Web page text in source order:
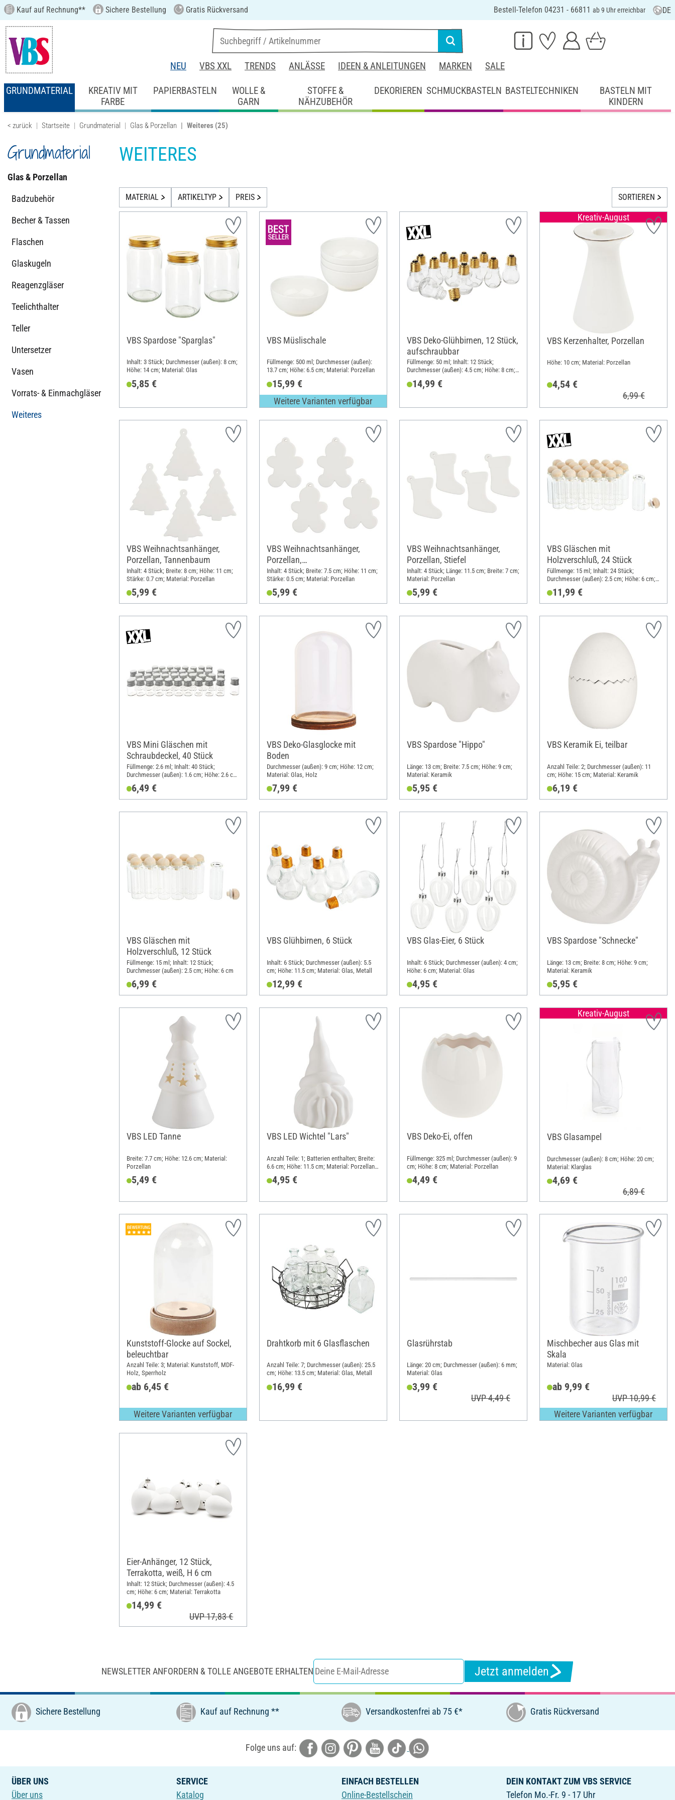
Kauf auf Rechnung** Sichere Bestellung Gratis Rückversand Bestell-Telefon 04231 - 66811 ab 9 Uhr erreichbar DE
NEU VBS XXL TRENDS ANLÄSSE IDEEN & ANLEITUNGEN MARKEN SALE
GRUNDMATERIAL
KREATIV MIT
FARBE
PAPIERBASTELN
WOLLE &
GARN
STOFFE &
NÄHZUBEHÖR
DEKORIEREN SCHMUCKBASTELN BASTELTECHNIKEN
BASTELN MIT
KINDERN
< zurück Startseite Grundmaterial Glas & Porzellan Weiteres (25)
Grundmaterial
Glas & Porzellan
Badzubehör
Becher & Tassen
Flaschen
Glaskugeln
Reagenzgläser
Teelichthalter
Teller
Untersetzer
Vasen
Vorrats- & Einmachgläser
Weiteres
WEITERES
MATERIAL ARTIKELTYP PREIS SORTIEREN
VBS Spardose "Sparglas"
Inhalt: 3 Stück; Durchmesser (außen): 8 cm;
Höhe: 14 cm; Material: Glas
5,85 €
VBS Müslischale
Füllmenge: 500 ml; Durchmesser (außen):
13.7 cm; Höhe: 6.5 cm; Material: Porzellan
15,99 €
Weitere Varianten verfügbar
VBS Deko-Glühbirnen, 12 Stück,
aufschraubbar
Füllmenge: 50 ml; Inhalt: 12 Stück;
Durchmesser (außen): 4.5 cm; Höhe: 8 cm;
14,99 €
Kreativ-August
VBS Kerzenhalter, Porzellan
Höhe: 10 cm; Material: Porzellan
4,54 €
6,99 €
VBS Weihnachtsanhänger,
Porzellan, Tannenbaum
Inhalt: 4 Stück; Breite: 8 cm; Höhe: 11 cm;
Stärke: 0.7 cm; Material: Porzellan
5,99 €
VBS Weihnachtsanhänger,
Porzellan,
Lebkuchenmännchen
Inhalt: 4 Stück; Breite: 7.5 cm; Höhe: 11 cm;
Stärke: 0.5 cm; Material: Porzellan
5,99 €
VBS Weihnachtsanhänger,
Porzellan, Stiefel
Inhalt: 4 Stück; Länge: 11.5 cm; Breite: 7 cm;
Material: Porzellan
5,99 €
VBS Gläschen mit
Holzverschluß, 24 Stück
Füllmenge: 15 ml; Inhalt: 24 Stück;
Durchmesser (außen): 2.5 cm; Höhe: 6 cm;
11,99 €
VBS Mini Gläschen mit
Schraubdeckel, 40 Stück
Füllmenge: 2.6 ml; Inhalt: 40 Stück;
Durchmesser (außen): 1.6 cm; Höhe: 2.6 cm;
6,49 €
VBS Deko-Glasglocke mit
Boden
Durchmesser (außen): 9 cm; Höhe: 12 cm;
Material: Glas, Holz
7,99 €
VBS Spardose "Hippo"
Länge: 13 cm; Breite: 7.5 cm; Höhe: 9 cm;
Material: Keramik
5,95 €
VBS Keramik Ei, teilbar
Anzahl Teile: 2; Durchmesser (außen): 11
cm; Höhe: 15 cm; Material: Keramik
6,19 €
VBS Gläschen mit
Holzverschluß, 12 Stück
Füllmenge: 15 ml; Inhalt: 12 Stück;
Durchmesser (außen): 2.5 cm; Höhe: 6 cm
6,99 €
VBS Glühbirnen, 6 Stück
Inhalt: 6 Stück; Durchmesser (außen): 5.5
cm; Höhe: 11.5 cm; Material: Glas, Metall
12,99 €
VBS Glas-Eier, 6 Stück
Inhalt: 6 Stück; Durchmesser (außen): 4 cm;
Höhe: 6 cm; Material: Glas
4,95 €
VBS Spardose "Schnecke"
Länge: 13 cm; Breite: 8 cm; Höhe: 9 cm;
Material: Keramik
5,95 €
VBS LED Tanne
Breite: 7.7 cm; Höhe: 12.6 cm; Material:
Porzellan
5,49 €
VBS LED Wichtel "Lars"
Anzahl Teile: 1; Batterien enthalten; Breite:
6.6 cm; Höhe: 11.5 cm; Material: Porzellan,
Kunststoff
4,95 €
VBS Deko-Ei, offen
Füllmenge: 325 ml; Durchmesser (außen): 9
cm; Höhe: 8 cm; Material: Porzellan
4,49 €
Kreativ-August
VBS Glasampel
Durchmesser (außen): 8 cm; Höhe: 20 cm;
Material: Klarglas
4,69 €
6,89 €
Kunststoff-Glocke auf Sockel,
beleuchtbar
Anzahl Teile: 3; Material: Kunststoff, MDF-
Holz, Sperrholz
ab 6,45 €
Weitere Varianten verfügbar
Drahtkorb mit 6 Glasflaschen
Anzahl Teile: 7; Durchmesser (außen): 25.5
cm; Höhe: 13.5 cm; Material: Glas, Metall
16,99 €
Glasrührstab
Länge: 20 cm; Durchmesser (außen): 6 mm;
Material: Glas
3,99 €
UVP 4,49 €
Mischbecher aus Glas mit
Skala
Material: Glas
ab 9,99 €
UVP 10,99 €
Weitere Varianten verfügbar
Eier-Anhänger, 12 Stück,
Terrakotta, weiß, H 6 cm
Inhalt: 12 Stück; Durchmesser (außen): 4.5
cm; Höhe: 6 cm; Material: Terrakotta
14,99 €
UVP 17,83 €
NEWSLETTER ANFORDERN & TOLLE ANGEBOTE ERHALTEN Jetzt anmelden
Sichere Bestellung Kauf auf Rechnung ** Versandkostenfrei ab 75 €* Gratis Rückversand
Folge uns auf:
ÜBER UNS
Über uns
SERVICE
Katalog
EINFACH BESTELLEN
Online-Bestellschein
DEIN KONTAKT ZUM VBS SERVICE
Telefon Mo.-Fr. 9 - 17 Uhr